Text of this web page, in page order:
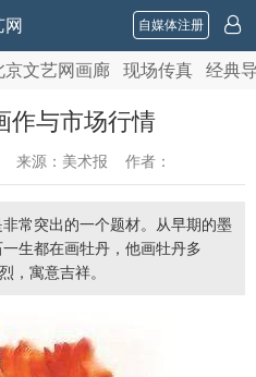
自媒体注册
京文艺网画廊 现场传真 经典
作与市场行情
来源：美术报 作者：
常突出的一个题材。从早期的墨
生都在画牡丹，他画牡丹多
，寓意吉祥。